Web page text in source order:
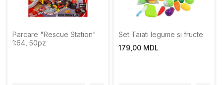
Parcare "Rescue Station"
1:64, 50pz
Set Taiati legume si fructe
179,00 MDL